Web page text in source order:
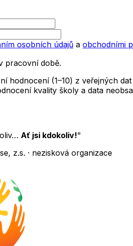
osobních údajů a obchodními
pracovní době.
hodnocení (1–10) z veřejných
kvality školy a data
Ať jsi kdokoliv!"
z.s. · nezisková organizace